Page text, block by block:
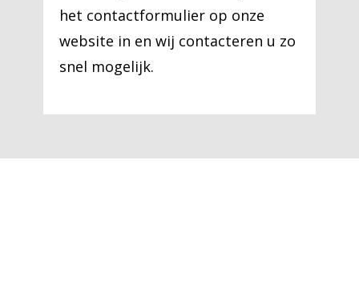
het contactformulier op onze
website in en wij contacteren u zo
snel mogelijk.